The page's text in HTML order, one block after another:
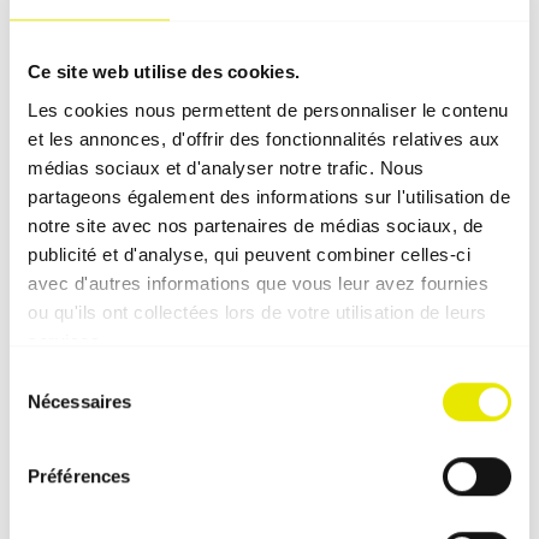
Ce site web utilise des cookies.
Les cookies nous permettent de personnaliser le contenu
et les annonces, d'offrir des fonctionnalités relatives aux
médias sociaux et d'analyser notre trafic. Nous
partageons également des informations sur l'utilisation de
notre site avec nos partenaires de médias sociaux, de
publicité et d'analyse, qui peuvent combiner celles-ci
avec d'autres informations que vous leur avez fournies
ou qu'ils ont collectées lors de votre utilisation de leurs
Nécessaires
Préférences